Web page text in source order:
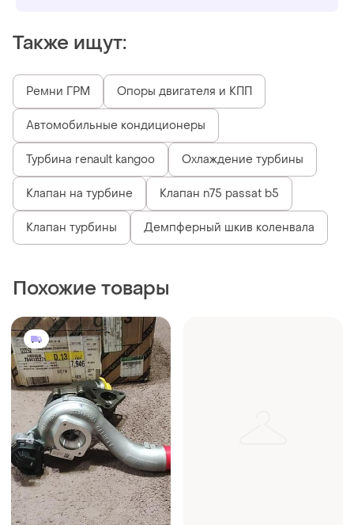
Также ищут:
Ремни ГРМ Опоры двигателя и КПП
Автомобильные кондиционеры
Турбина renault kangoo Охлаждение турбины
Клапан на турбине Клапан n75 passat b5
Клапан турбины Демпферный шкив коленвала
Похожие товары